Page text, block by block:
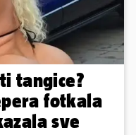
ti tangice?
fotkala
sve